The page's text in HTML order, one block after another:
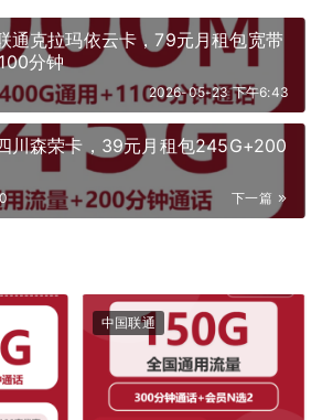
通克拉玛依云卡，79元月租包宽带
分钟
2026-05-23 下午6:43
川森荣卡，39元月租包245G+200
下一篇
中国联通